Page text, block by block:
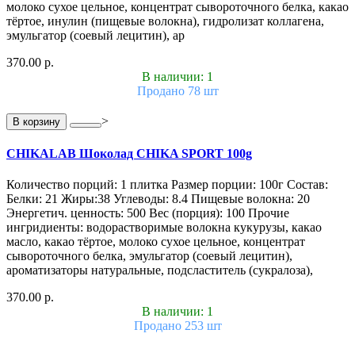
молоко сухое цельное, концентрат сывороточного белка, какао
тёртое, инулин (пищевые волокна), гидролизат коллагена,
эмульгатор (соевый лецитин), ар
370.00 р.
В наличии: 1
Продано 78 шт
В корзину >
CHIKALAB Шоколад CHIKA SPORT 100g
Количество порций: 1 плитка Размер порции: 100г Состав:
Белки: 21 Жиры:38 Углеводы: 8.4 Пищевые волокна: 20
Энергетич. ценность: 500 Вес (порция): 100 Прочие
ингридиенты: водорастворимые волокна кукурузы, какао
масло, какао тёртое, молоко сухое цельное, концентрат
сывороточного белка, эмульгатор (соевый лецитин),
ароматизаторы натуральные, подсластитель (сукралоза),
370.00 р.
В наличии: 1
Продано 253 шт